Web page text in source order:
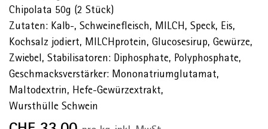
Chipolata 50g (2 Stück)
Zutaten: Kalb-, Schweinefleisch, MILCH, Speck, Eis,
Kochsalz jodiert, MILCHprotein, Glucosesirup, Gewürze,
Zwiebel, Stabilisatoren: Diphosphate, Polyphosphate,
Geschmacksverstärker: Mononatriumglutamat,
Maltodextrin, Hefe-Gewürzextrakt,
Wursthülle Schwein